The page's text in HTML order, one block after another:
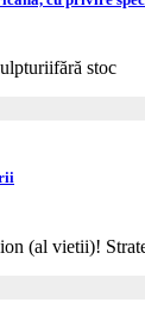
fără stoc